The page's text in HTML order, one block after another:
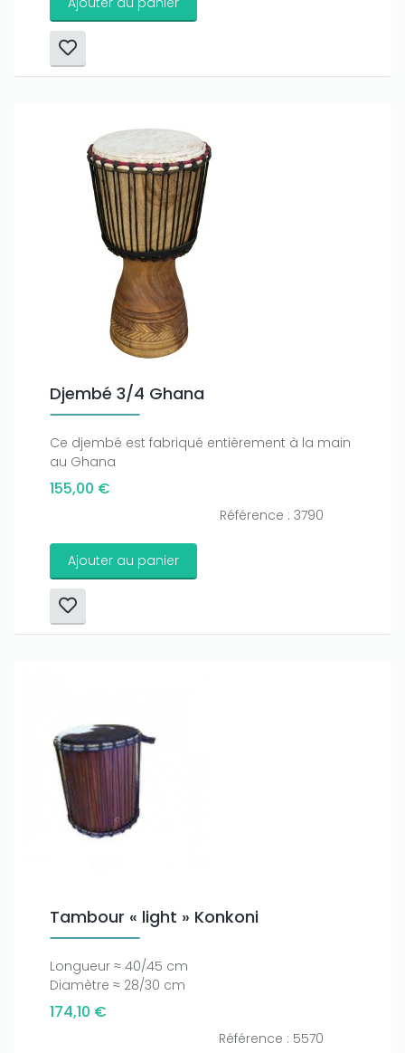
Djembé 3/4 Ghana
Ce djembé est fabriqué entièrement à la main
au Ghana
155,00 €
Référence : 3790
Ajouter au panier
Tambour « light » Konkoni
Longueur ≈ 40/45 cm
Diamètre ≈ 28/30 cm
174,10 €
Référence : 5570